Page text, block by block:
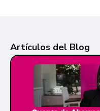
Artículos del Blog